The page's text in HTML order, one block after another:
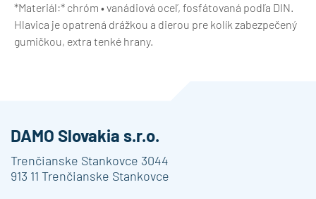
*Materiál:* chróm • vanádiová oceľ, fosfátovaná podľa DIN.
Hlavica je opatrená drážkou a dierou pre kolík zabezpečený
gumičkou, extra tenké hrany.
DAMO Slovakia s.r.o.
Trenčianske Stankovce 3044
913 11 Trenčianske Stankovce